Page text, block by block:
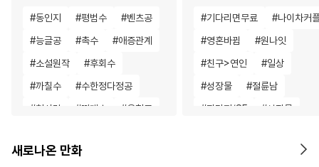
#동인지 #평범수 #벤츠공
#능글공 #촉수 #애증관계
#소설원작 #후회수
#까칠수 #수한정다정공
#첫사랑 #떡대수 #음험공
#헤테로공
#기다리면무료 #나이차커
#영혼바뀜 #원나잇
#친구>연인 #일상
#성장물 #절륜남
#판타지/SF #성장물
새로나온 만화